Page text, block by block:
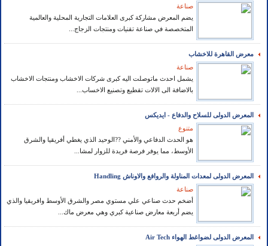
صناعة
يضم المعرض مشاركة كبرى العلامات التجارية المحلية والعالمية
المتخصصة في صناعة تقنيات ومنتجات الزجاج...
معرض القاهرة للاخشاب
صناعة
يشمل احدث ماتوصلت اليه كبرى شركات الاخشاب ومنتجات الاخشاب
بالاضافة الى الالات تقطيع وتصنيع الاخساب...
المعرض الدولى للسلاح والدفاع - ايديكس
متنوع
هو الحدث الدفاعي والأمني ??الوحيد الذي يغطي أفريقيا والشرق
الأوسط، مما يوفر فرصة فريدة للزوار لمشا...
المعرض الدولى لمعدات المناولة والروافع والاوناش Handling
صناعة
أضخم حدث صناعي علي مستوي مصر والشرق الأوسط وافريقيا والذي
يضم أربعة معارض صناعية كبري وهي معرض ماك...
المعرض الدولى لضواغط الهواء Air Tech